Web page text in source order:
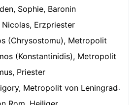
Sophie, Baronin
Erzpriester
(Chrysostomu), Metropolit
(Konstantinidis), Metropolit
Priester
Metropolit von Leningrad und Novgorod